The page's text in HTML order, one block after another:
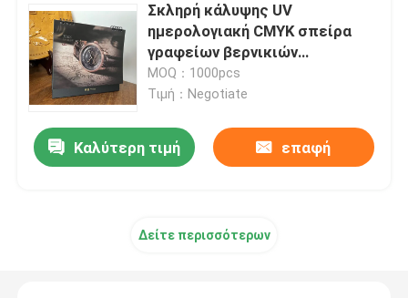
Σκληρή κάλυψης UV
ημερολογιακή CMYK σπείρα
γραφείων βερνικιών
εκτυπώσιμη που δεσμεύει
128gsm
MOQ：1000pcs
Τιμή：Negotiate
Καλύτερη τιμή επαφή
Δείτε περισσότερων